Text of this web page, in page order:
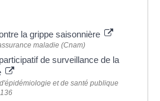
la grippe saisonnière
maladie (Cnam)
de surveillance de la
et de santé publique